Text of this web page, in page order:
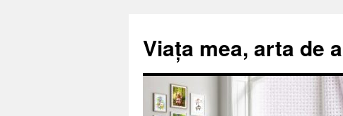
Viața mea, arta de